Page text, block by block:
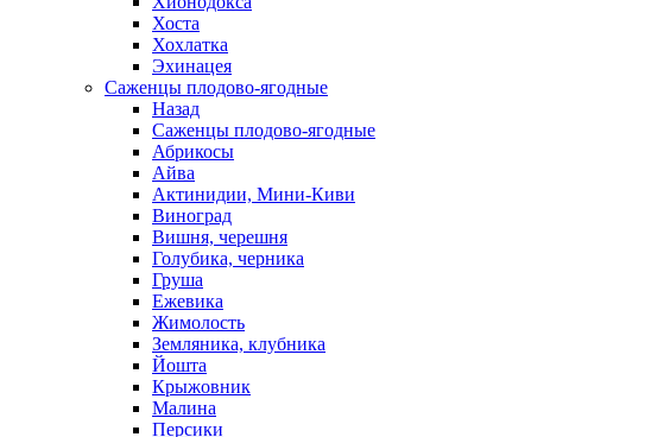
Хоста
Хохлатка
Эхинацея
Саженцы плодово-ягодные
Назад
Саженцы плодово-ягодные
Абрикосы
Айва
Актинидии, Мини-Киви
Виноград
Вишня, черешня
Голубика, черника
Груша
Ежевика
Жимолость
Земляника, клубника
Йошта
Крыжовник
Малина
Персики